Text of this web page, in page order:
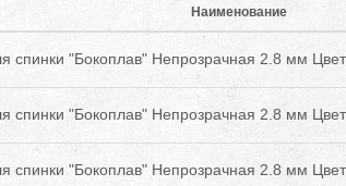
Наименование
спинки "Бокоплав" Непрозрачная 2.8 мм
спинки "Бокоплав" Непрозрачная 2.8 мм
спинки "Бокоплав" Непрозрачная 2.8 мм